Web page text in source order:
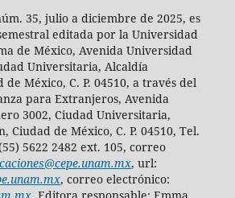
35, julio a diciembre de 2025, es
editada por la Universidad
de México, Avenida Universidad
Universitaria, Alcaldía
de México, C. P. 04510, a través del
para Extranjeros, Avenida
3002, Ciudad Universitaria,
Ciudad de México, C. P. 04510, Tel.
5622 2482 ext. 105, correo
, url:
, correo electrónico:
. Editora responsable: Emma